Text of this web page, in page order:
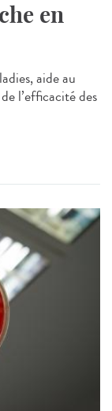
en
aide au
l’efficacité des